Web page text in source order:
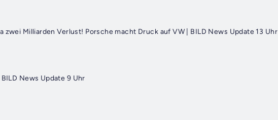
zwei Milliarden Verlust! Porsche macht Druck auf VW | BILD News Update 13 Uhr
News Update 9 Uhr